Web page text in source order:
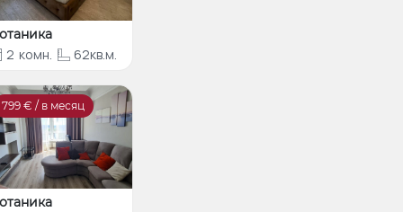
2 комн. 62кв.м.
799 € / в месяц